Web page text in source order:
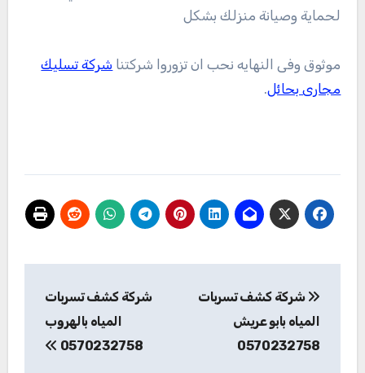
لحماية وصيانة منزلك بشكل
موثوق وفى النهايه نحب ان تزوروا شركتنا شركة تسليك
مجارى بحائل.
المقالات
شركة كشف تسربات
المياه بابو عريش
0570232758
شركة كشف تسربات
المياه بالهروب
0570232758